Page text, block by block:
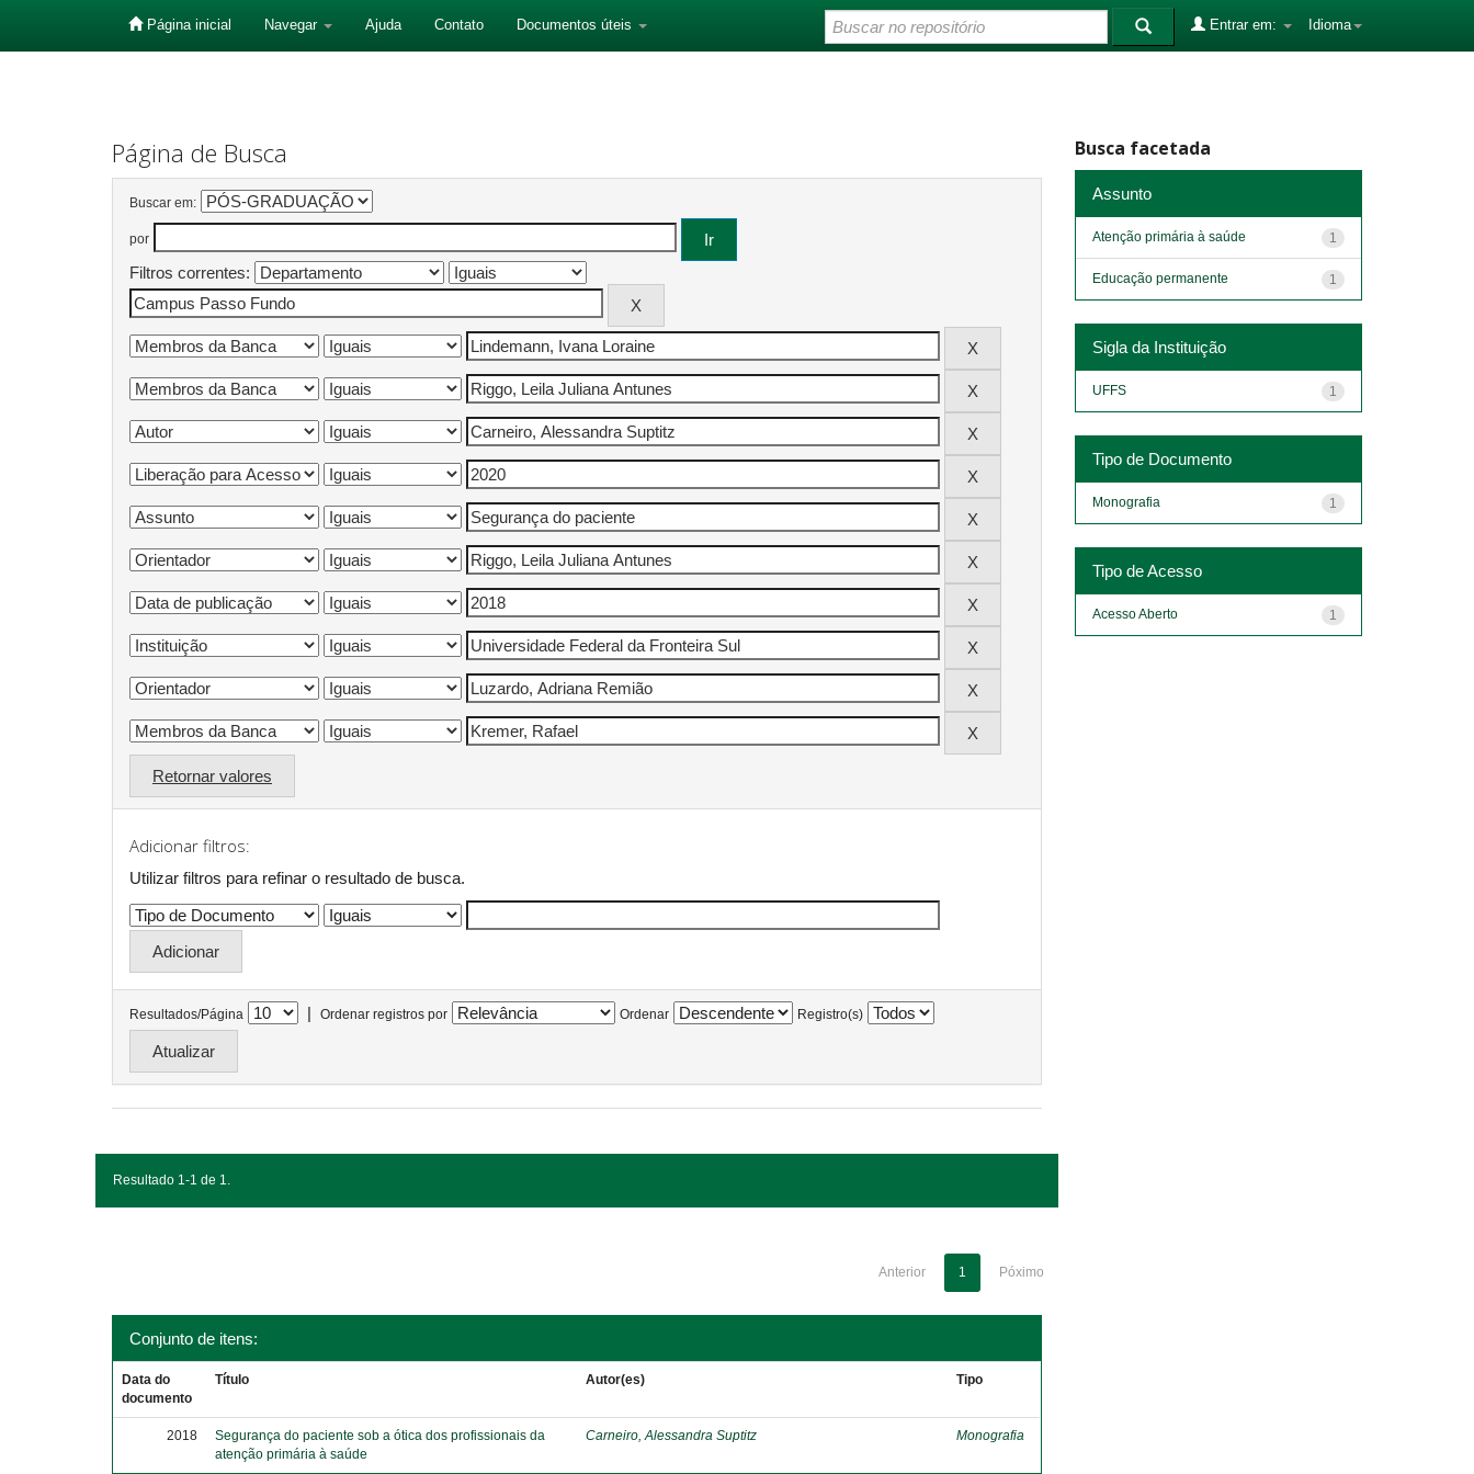
Página inicial Navegar Ajuda Contato Documentos úteis Idioma
Entrar em:
Página de Busca
Buscar em:
por
Filtros correntes:
Retornar valores
Adicionar filtros:
Utilizar filtros para refinar o resultado de busca.
Resultados/Página | Ordenar registros por Ordenar Registro(s)
Resultado 1-1 de 1.
Anterior 1 Póximo
Conjunto de itens:
Data do
documento
Título Autor(es) Tipo
2018
Segurança do paciente sob a ótica dos profissionais da
atenção primária à saúde
Carneiro, Alessandra Suptitz Monografia
Busca facetada
Assunto
1
Atenção primária à saúde
1
Educação permanente
Sigla da Instituição
1
UFFS
Tipo de Documento
1
Monografia
Tipo de Acesso
1
Acesso Aberto